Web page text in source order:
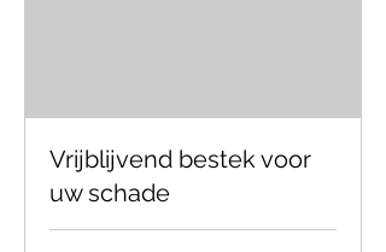
Vrijblijvend bestek voor
uw schade